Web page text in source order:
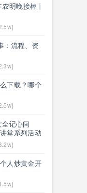
明晚接棒丨
：流程、资
下载？哪个
记心间
堂系列活动
人炒黄金开